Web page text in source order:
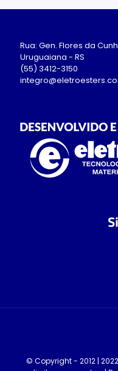
Rua: Gen. Flores da
Uruguaiana - RS
(55) 3412-3150
© Copyright - 2012 | 2022